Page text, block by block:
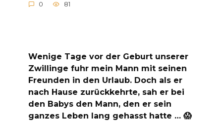
0 81
Wenige Tage vor der Geburt unserer
Zwillinge fuhr mein Mann mit seinen
Freunden in den Urlaub. Doch als er
nach Hause zurückkehrte, sah er bei
den Babys den Mann, den er sein
ganzes Leben lang gehasst hatte … 😱